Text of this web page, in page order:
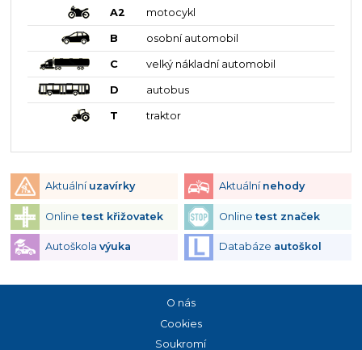
A2 motocykl
B osobní automobil
C velký nákladní automobil
D autobus
T traktor
Aktuální uzavírky Aktuální nehody
Onlinetest křižovatek Onlinetest značek
Autoškola výuka Databáze autoškol
O nás
Cookies
Soukromí